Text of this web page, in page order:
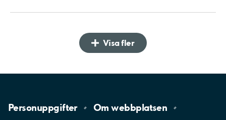
Visa fler
Personuppgifter Omwebbplatsen